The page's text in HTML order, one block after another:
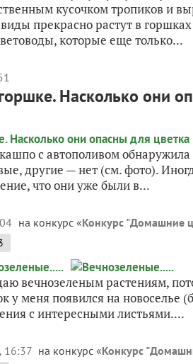
кусочком тропиков и
прекрасно растут в
которые еще только...
Насколько они
с автополивом
другие — нет (см. фото).
что они уже были в...
на конкурс «Конкурс "Домашние
вечнозеленым растениям,
у меня появился на новоселье
с интересными листьями....
16:37 на конкурс «Конкурс